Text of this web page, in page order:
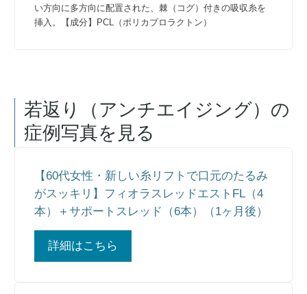
い方向に多方向に配置された、棘（コグ）付きの吸収糸を
挿入。【成分】PCL（ポリカプロラクトン）
若返り（アンチエイジング） の
症例写真を見る
【60代女性・新しい糸リフトで口元のたるみ
がスッキリ】フィオラスレッドエストFL（4
本）＋サポートスレッド（6本）（1ヶ月後）
詳細はこちら